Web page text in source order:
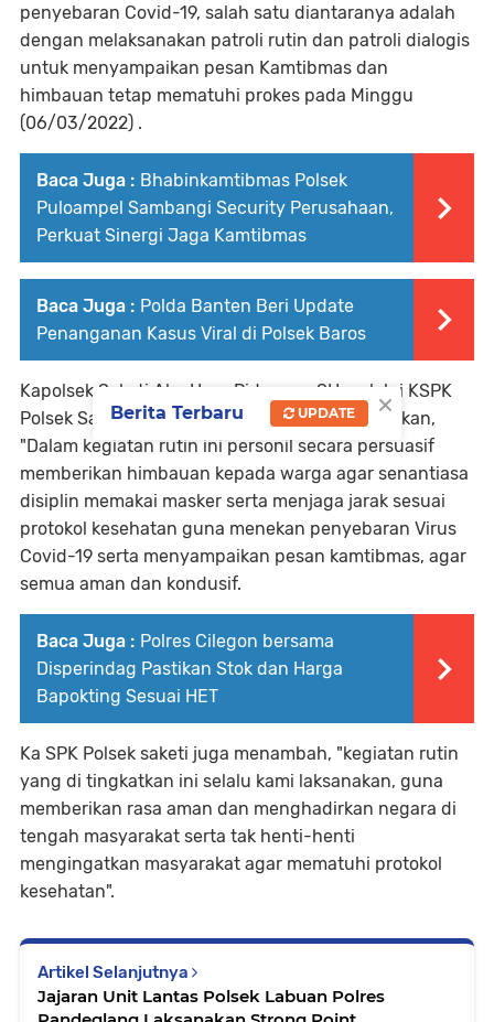
penyebaran Covid-19, salah satu diantaranya adalah
dengan melaksanakan patroli rutin dan patroli dialogis
untuk menyampaikan pesan Kamtibmas dan
himbauan tetap mematuhi prokes pada Minggu
(06/03/2022) .
Baca Juga : Bhabinkamtibmas Polsek
Puloampel Sambangi Security Perusahaan,
Perkuat Sinergi Jaga Kamtibmas
Baca Juga : Polda Banten Beri Update
Penanganan Kasus Viral di Polsek Baros
Kapolsek Saketi Akp Heru Ridarono. SH melalui KSPK
Polsek Saketi Bripka Yopi Istianto, SH mengatakan,
"Dalam kegiatan rutin ini personil secara persuasif
memberikan himbauan kepada warga agar senantiasa
disiplin memakai masker serta menjaga jarak sesuai
protokol kesehatan guna menekan penyebaran Virus
Covid-19 serta menyampaikan pesan kamtibmas, agar
semua aman dan kondusif.
Baca Juga : Polres Cilegon bersama
Disperindag Pastikan Stok dan Harga
Bapokting Sesuai HET
Ka SPK Polsek saketi juga menambah, "kegiatan rutin
yang di tingkatkan ini selalu kami laksanakan, guna
memberikan rasa aman dan menghadirkan negara di
tengah masyarakat serta tak henti-henti
mengingatkan masyarakat agar mematuhi protokol
kesehatan".
Artikel Selanjutnya
Jajaran Unit Lantas Polsek Labuan Polres
×
Berita Terbaru UPDATE